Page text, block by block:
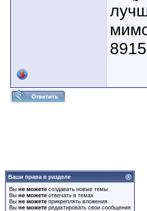
Ваши права в разделе
Вы не можете создавать новые темы
Вы не можете отвечать в темах
Вы не можете прикреплять вложения
Вы не можете редактировать свои сообщения